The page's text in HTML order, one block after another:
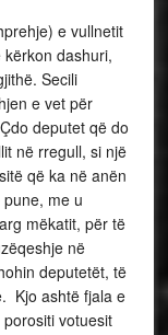
e vullnetit
dashuri,
Secili
e vet për
deputet që do
në rregull, si një
që ka në anën
me u
mëkatit, për të
në
deputetët, të
Kjo ashtë fjala e
votuesit